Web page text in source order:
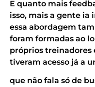
E quanto mais
isso, mais a gente ia
essa abordagem
foram formadas ao
próprios treinadores
tiveram acesso já a
que não fala só de